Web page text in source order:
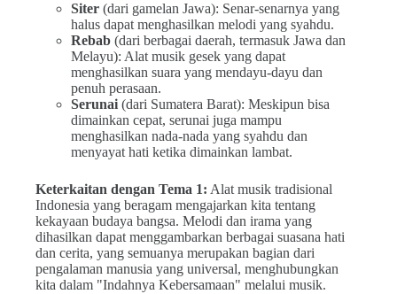
Siter (dari gamelan Jawa): Senar-senarnya yang
halus dapat menghasilkan melodi yang syahdu.
Rebab (dari berbagai daerah, termasuk Jawa dan
Melayu): Alat musik gesek yang dapat
menghasilkan suara yang mendayu-dayu dan
penuh perasaan.
Serunai (dari Sumatera Barat): Meskipun bisa
dimainkan cepat, serunai juga mampu
menghasilkan nada-nada yang syahdu dan
menyayat hati ketika dimainkan lambat.
Keterkaitan dengan Tema 1: Alat musik tradisional
Indonesia yang beragam mengajarkan kita tentang
kekayaan budaya bangsa. Melodi dan irama yang
dihasilkan dapat menggambarkan berbagai suasana hati
dan cerita, yang semuanya merupakan bagian dari
pengalaman manusia yang universal, menghubungkan
kita dalam "Indahnya Kebersamaan" melalui musik.